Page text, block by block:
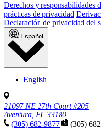
Derechos y responsabilidades
prácticas de privacidad
Declaración de privacidad del
Español
English
21097 NE 27th Court #205
Aventura, FL 33180
(305) 682-9877
(305)